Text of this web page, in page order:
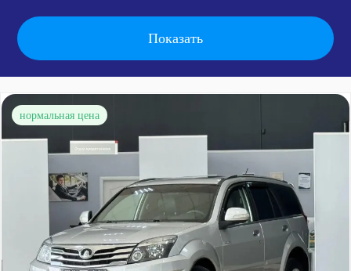
нормальная цена